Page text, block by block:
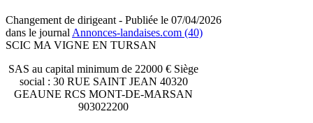
Changement de dirigeant - Publiée le 07/04/2026
dans le journal Annonces-landaises.com (40)
SCIC MA VIGNE EN TURSAN
SAS au capital minimum de 22000 € Siège
social : 30 RUE SAINT JEAN 40320
GEAUNE RCS MONT-DE-MARSAN
903022200